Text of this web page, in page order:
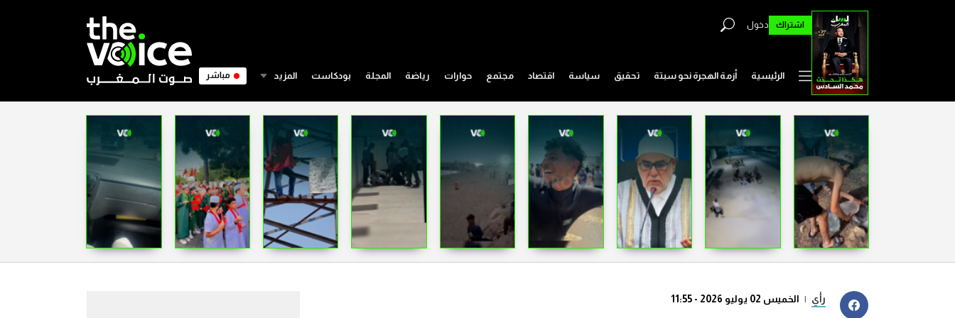
اشتراك دخول
الرئيسية أزمة الهجرة نحو سبتة تحقيق سياسة اقتصاد مجتمع حوارات رياضة المجلة بودكاست المزيد مباشر
رأي | الخميس 02 يوليو 2026 - 11:55